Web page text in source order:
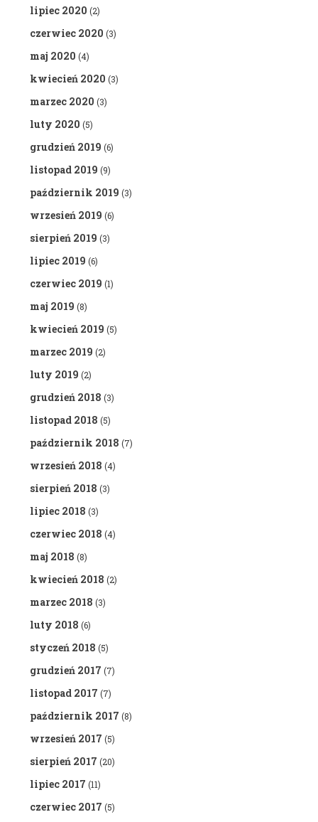
lipiec 2020 (2)
czerwiec 2020 (3)
maj 2020 (4)
kwiecień 2020 (3)
marzec 2020 (3)
luty 2020 (5)
grudzień 2019 (6)
listopad 2019 (9)
październik 2019 (3)
wrzesień 2019 (6)
sierpień 2019 (3)
lipiec 2019 (6)
czerwiec 2019 (1)
maj 2019 (8)
kwiecień 2019 (5)
marzec 2019 (2)
luty 2019 (2)
grudzień 2018 (3)
listopad 2018 (5)
październik 2018 (7)
wrzesień 2018 (4)
sierpień 2018 (3)
lipiec 2018 (3)
czerwiec 2018 (4)
maj 2018 (8)
kwiecień 2018 (2)
marzec 2018 (3)
luty 2018 (6)
styczeń 2018 (5)
grudzień 2017 (7)
listopad 2017 (7)
październik 2017 (8)
wrzesień 2017 (5)
sierpień 2017 (20)
lipiec 2017 (11)
czerwiec 2017 (5)